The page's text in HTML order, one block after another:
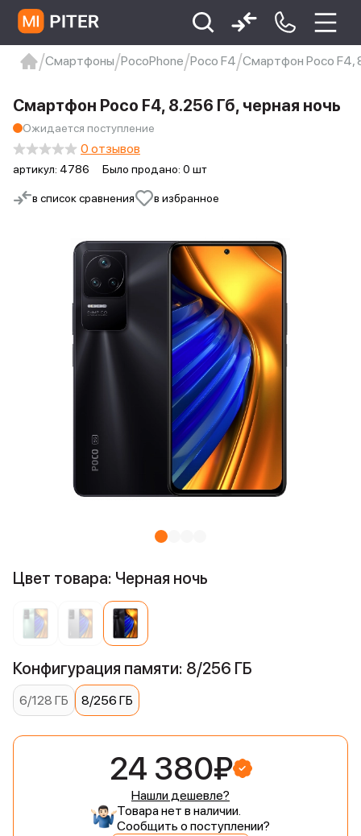
Xiaomi 9 про
xiaomi redmi 12c
Смартфоны PocoPhone Poco F4 Смартфон Poco F4,
в список сравнения в избранное
Смартфон Poco F4, 8.256 Гб, черная ночь
Ожидается поступление
артикул: 4786 Было продано: 0 шт
0 отзывов
Цвет товара: Черная ночь
Конфигурация памяти: 8/256 ГБ
6/128 ГБ 8/256 ГБ
24 380₽
Нашли дешевле?
Товара нет в наличии.
Сообщить о поступлении?